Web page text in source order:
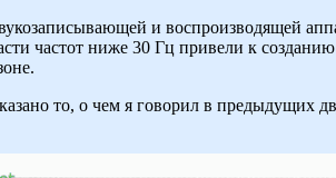
и воспроизводящей
частот ниже 30 Гц привели к
то, о чем я говорил в предыдущих